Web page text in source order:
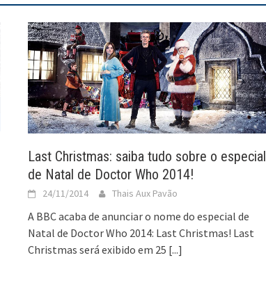
Last Christmas: saiba tudo sobre o especial
de Natal de Doctor Who 2014!
24/11/2014 Thais Aux Pavão
A BBC acaba de anunciar o nome do especial de
Natal de Doctor Who 2014: Last Christmas! Last
Christmas será exibido em 25 [...]